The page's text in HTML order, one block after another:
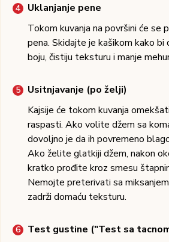
Uklanjanje pene
Tokom kuvanja na površini će se
pena. Skidajte je kašikom kako bi
boju, čistiju teksturu i manje
Usitnjavanje (po želji)
Kajsije će tokom kuvanja
raspasti. Ako volite džem sa
dovoljno je da ih povremeno
Ako želite glatkiji džem, nakon
kratko prođite kroz smesu
Nemojte preterivati sa
zadrži domaću teksturu.
Test gustine ("Test sa